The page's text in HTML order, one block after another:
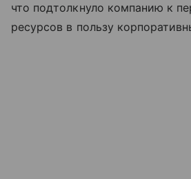
что подтолкнуло компанию к
ресурсов в пользу